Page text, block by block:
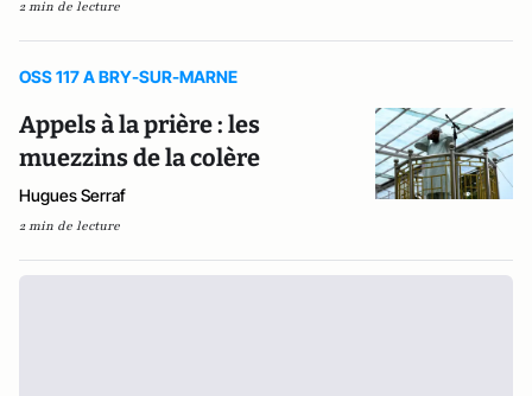
2 min de lecture
OSS 117 A BRY-SUR-MARNE
Appels à la prière : les
muezzins de la colère
Hugues Serraf
2 min de lecture